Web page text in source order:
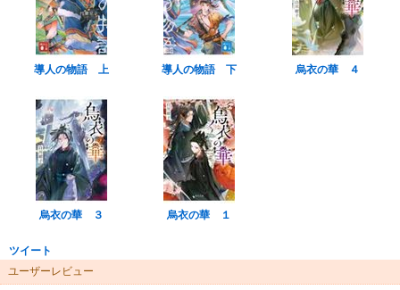
導人の物語 上 導人の物語 下 烏衣の華 ４
烏衣の華 ３ 烏衣の華 １
ツイート
ユーザーレビュー